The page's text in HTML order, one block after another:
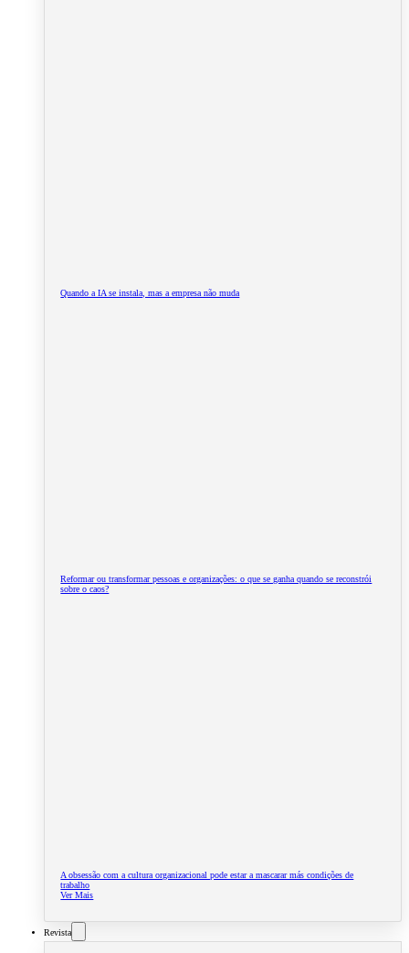
Quando a IA se instala, mas a empresa não muda
Reformar ou transformar pessoas e organizações: o que se ganha quando se reconstrói
sobre o caos?
A obsessão com a cultura organizacional pode estar a mascarar más condições de
trabalho
Ver Mais
Revista